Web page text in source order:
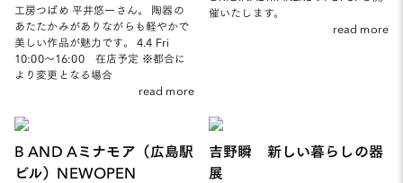
工房つばめ 平井悠一さん。 陶器の
あたたかみがありながらも軽やかで
美しい作品が魅力です。 4.4 Fri
10:00～16:00 在店予定 ※都合に
より変更となる場合
read more
催いたします。
read more
B AND Aミナモア（広島駅
ビル）NEWOPEN
吉野瞬 新しい暮らしの器
展